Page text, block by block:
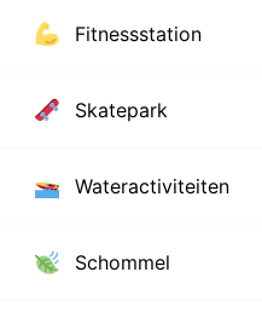
Fitnessstation
Skatepark
Wateractiviteiten
Schommel